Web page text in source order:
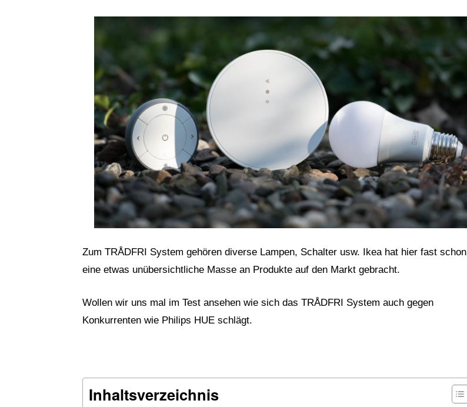
Zum TRÅDFRI System gehören diverse Lampen, Schalter usw. Ikea hat hier fast schon
eine etwas unübersichtliche Masse an Produkte auf den Markt gebracht.
Wollen wir uns mal im Test ansehen wie sich das TRÅDFRI System auch gegen
Konkurrenten wie Philips HUE schlägt.
Inhaltsverzeichnis